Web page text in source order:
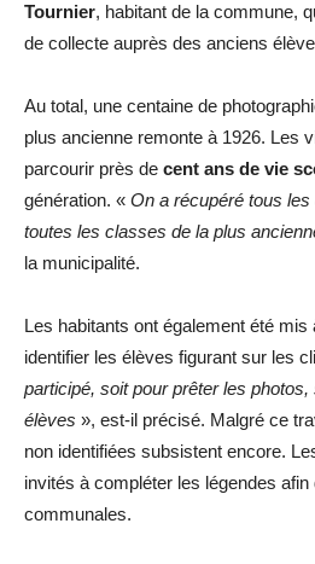
Tournier, habitant de la commune,
de collecte auprès des anciens
Au total, une centaine de
plus ancienne remonte à 1926. Les
parcourir près de cent ans de vie
génération. « On a récupéré tous les
toutes les classes de la plus
la municipalité.
Les habitants ont également été mis
identifier les élèves figurant sur les
participé, soit pour prêter les photos,
élèves », est-il précisé. Malgré ce
non identifiées subsistent encore.
invités à compléter les légendes afin
communales.